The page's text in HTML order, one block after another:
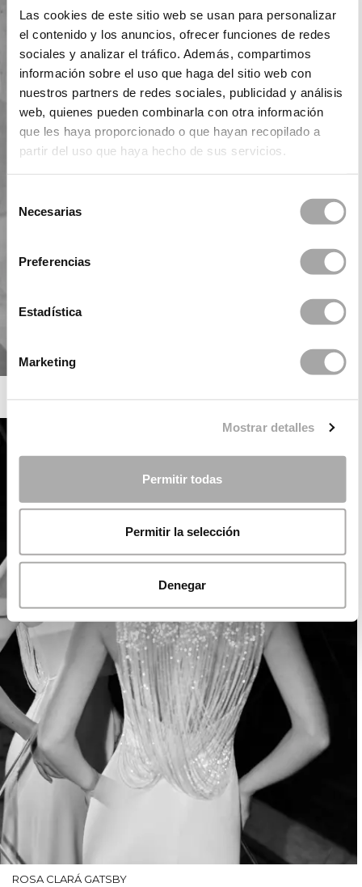
Las cookies de este sitio web se usan para personalizar
el contenido y los anuncios, ofrecer funciones de redes
sociales y analizar el tráfico. Además, compartimos
información sobre el uso que haga del sitio web con
nuestros partners de redes sociales, publicidad y análisis
web, quienes pueden combinarla con otra información
que les haya proporcionado o que hayan recopilado a
partir del uso que haya hecho de sus servicios.
Necesarias
Preferencias
Estadística
Marketing
Mostrar detalles
Permitir todas
Permitir la selección
Denegar
ROSA CLARÁ GATSBY